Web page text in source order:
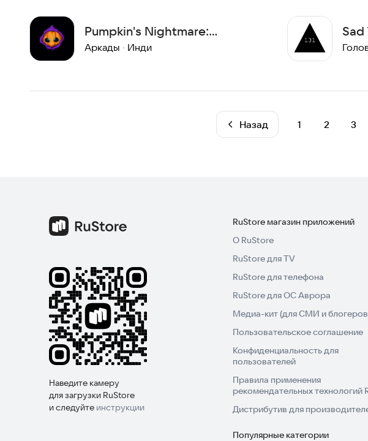
Pumpkin's Nightmare:
Halloween
Аркады · Инди
Sad
Назад 1 2 3
Наведите камеру
для загрузки RuStore
и следуйте инструкции
RuStore магазин приложений
О RuStore
RuStore для TV
RuStore для телефона
RuStore для ОС Аврора
Медиа-кит (для СМИ и
Пользовательское соглашение
Конфиденциальность для
пользователей
Правила применения
рекомендательных технологий
Дистрибутив для
Популярные категории